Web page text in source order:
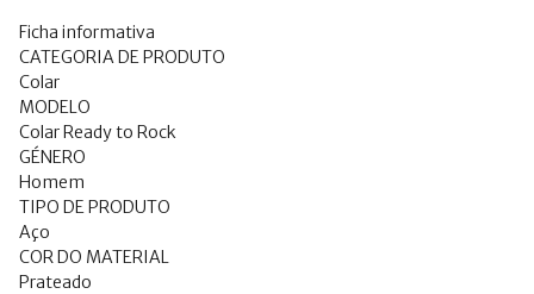
Ficha informativa
CATEGORIA DE PRODUTO
Colar
MODELO
Colar Ready to Rock
GÉNERO
Homem
TIPO DE PRODUTO
Aço
COR DO MATERIAL
Prateado